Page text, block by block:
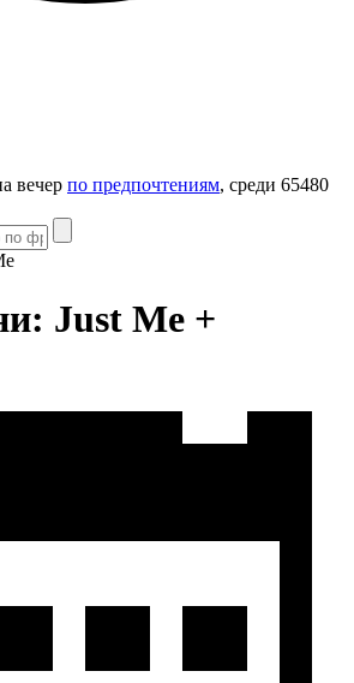
вечер по предпочтениям, среди 65480
Just Me +